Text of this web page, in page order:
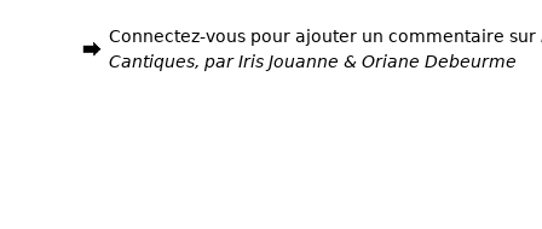
Connectez-vous pour ajouter un commentaire sur
Cantiques, par Iris Jouanne & Oriane Debeurme